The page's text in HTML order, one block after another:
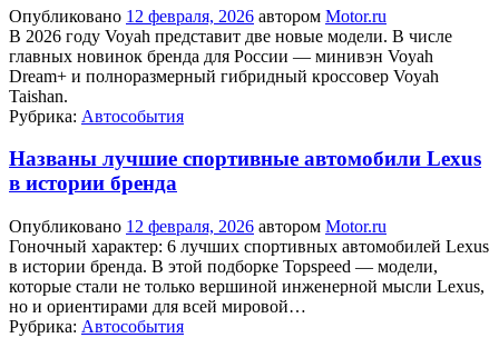
Опубликовано 12 февраля, 2026 автором Motor.ru
В 2026 году Voyah представит две новые модели. В числе
главных новинок бренда для России — минивэн Voyah
Dream+ и полноразмерный гибридный кроссовер Voyah
Taishan.
Рубрика: Автособытия
Названы лучшие спортивные автомобили Lexus
в истории бренда
Опубликовано 12 февраля, 2026 автором Motor.ru
Гоночный характер: 6 лучших спортивных автомобилей Lexus
в истории бренда. В этой подборке Topspeed — модели,
которые стали не только вершиной инженерной мысли Lexus,
но и ориентирами для всей мировой…
Рубрика: Автособытия